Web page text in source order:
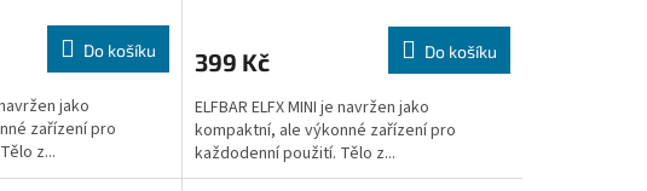
Do košíku
navržen jako
zařízení pro
z...
399 Kč Do košíku
ELFBAR ELFX MINI je navržen jako
kompaktní, ale výkonné zařízení pro
každodenní použití. Tělo z...